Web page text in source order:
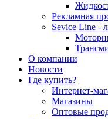
Рекламная
Sevice Line -
О компании
Новости
Где купить?
Интернет-
Магазины
Оптовые